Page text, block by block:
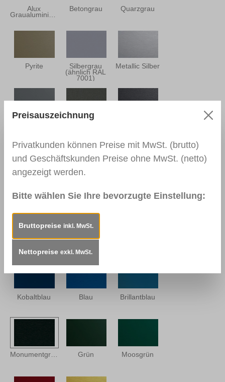
Alux Betongrau Quarzgrau
Pyrite Silbergrau
(ähnlich RAL
7001)
Metallic Silber
7021) 7016)
Monumentenblau Schiefergrau
Kobaltblau Blau Brillantblau
Monumentgrün Grün Moosgrün
Preisauszeichnung
Privatkunden können Preise mit MwSt. (brutto)
und Geschäftskunden Preise ohne MwSt. (netto)
angezeigt werden.
Bitte wählen Sie Ihre bevorzugte Einstellung:
Bruttopreise inkl. MwSt.
Nettopreise exkl. MwSt.